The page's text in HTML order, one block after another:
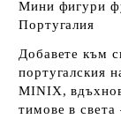
Мини фигури
Португалия
Добавете към
португалския
MINIX,
тимове в